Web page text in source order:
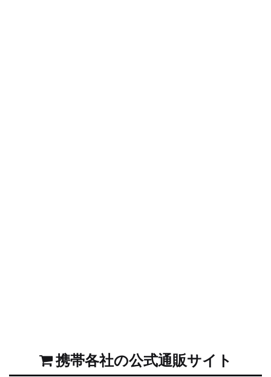
携帯各社の公式通販サイト